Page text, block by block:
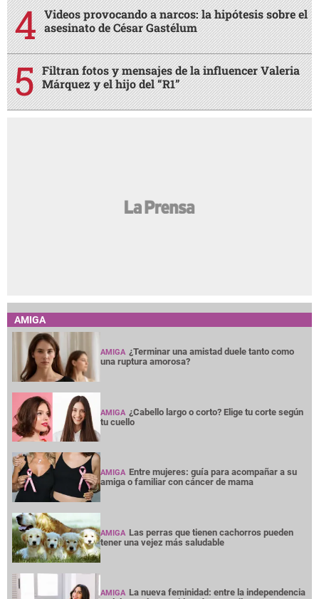
Videos provocando a narcos: la hipótesis sobre el
asesinato de César Gastélum
Filtran fotos y mensajes de la influencer Valeria
Márquez y el hijo del “R1”
AMIGA
AMIGA ¿Terminar una amistad duele tanto como
una ruptura amorosa?
AMIGA ¿Cabello largo o corto? Elige tu corte según
tu cuello
AMIGA Entre mujeres: guía para acompañar a su
amiga o familiar con cáncer de mama
AMIGA Las perras que tienen cachorros pueden
tener una vejez más saludable
AMIGA La nueva feminidad: entre la independencia